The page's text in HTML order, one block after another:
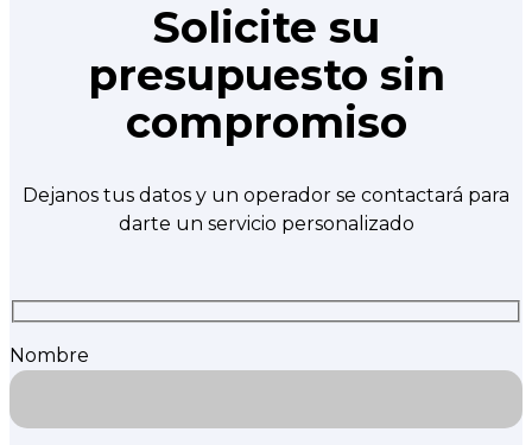
Solicite su
presupuesto sin
compromiso
Dejanos tus datos y un operador se contactará para
darte un servicio personalizado
Nombre